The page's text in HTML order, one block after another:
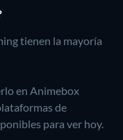
tienen la mayoría
en Animebox
de
para ver hoy.